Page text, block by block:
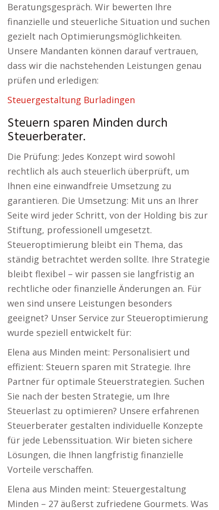
Beratungsgespräch. Wir bewerten Ihre
finanzielle und steuerliche Situation und suchen
gezielt nach Optimierungsmöglichkeiten.
Unsere Mandanten können darauf vertrauen,
dass wir die nachstehenden Leistungen genau
prüfen und erledigen:
Steuergestaltung Burladingen
Steuern sparen Minden durch
Steuerberater.
Die Prüfung: Jedes Konzept wird sowohl
rechtlich als auch steuerlich überprüft, um
Ihnen eine einwandfreie Umsetzung zu
garantieren. Die Umsetzung: Mit uns an Ihrer
Seite wird jeder Schritt, von der Holding bis zur
Stiftung, professionell umgesetzt.
Steueroptimierung bleibt ein Thema, das
ständig betrachtet werden sollte. Ihre Strategie
bleibt flexibel – wir passen sie langfristig an
rechtliche oder finanzielle Änderungen an. Für
wen sind unsere Leistungen besonders
geeignet? Unser Service zur Steueroptimierung
wurde speziell entwickelt für:
Elena aus Minden meint: Personalisiert und
effizient: Steuern sparen mit Strategie. Ihre
Partner für optimale Steuerstrategien. Suchen
Sie nach der besten Strategie, um Ihre
Steuerlast zu optimieren? Unsere erfahrenen
Steuerberater gestalten individuelle Konzepte
für jede Lebenssituation. Wir bieten sichere
Lösungen, die Ihnen langfristig finanzielle
Vorteile verschaffen.
Elena aus Minden meint: Steuergestaltung
Minden – 27 äußerst zufriedene Gourmets. Was